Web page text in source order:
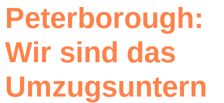
Peterborough:
Wir sind das
Umzugsuntern